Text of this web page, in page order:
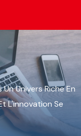
Univers Riche En
L'innovation Se